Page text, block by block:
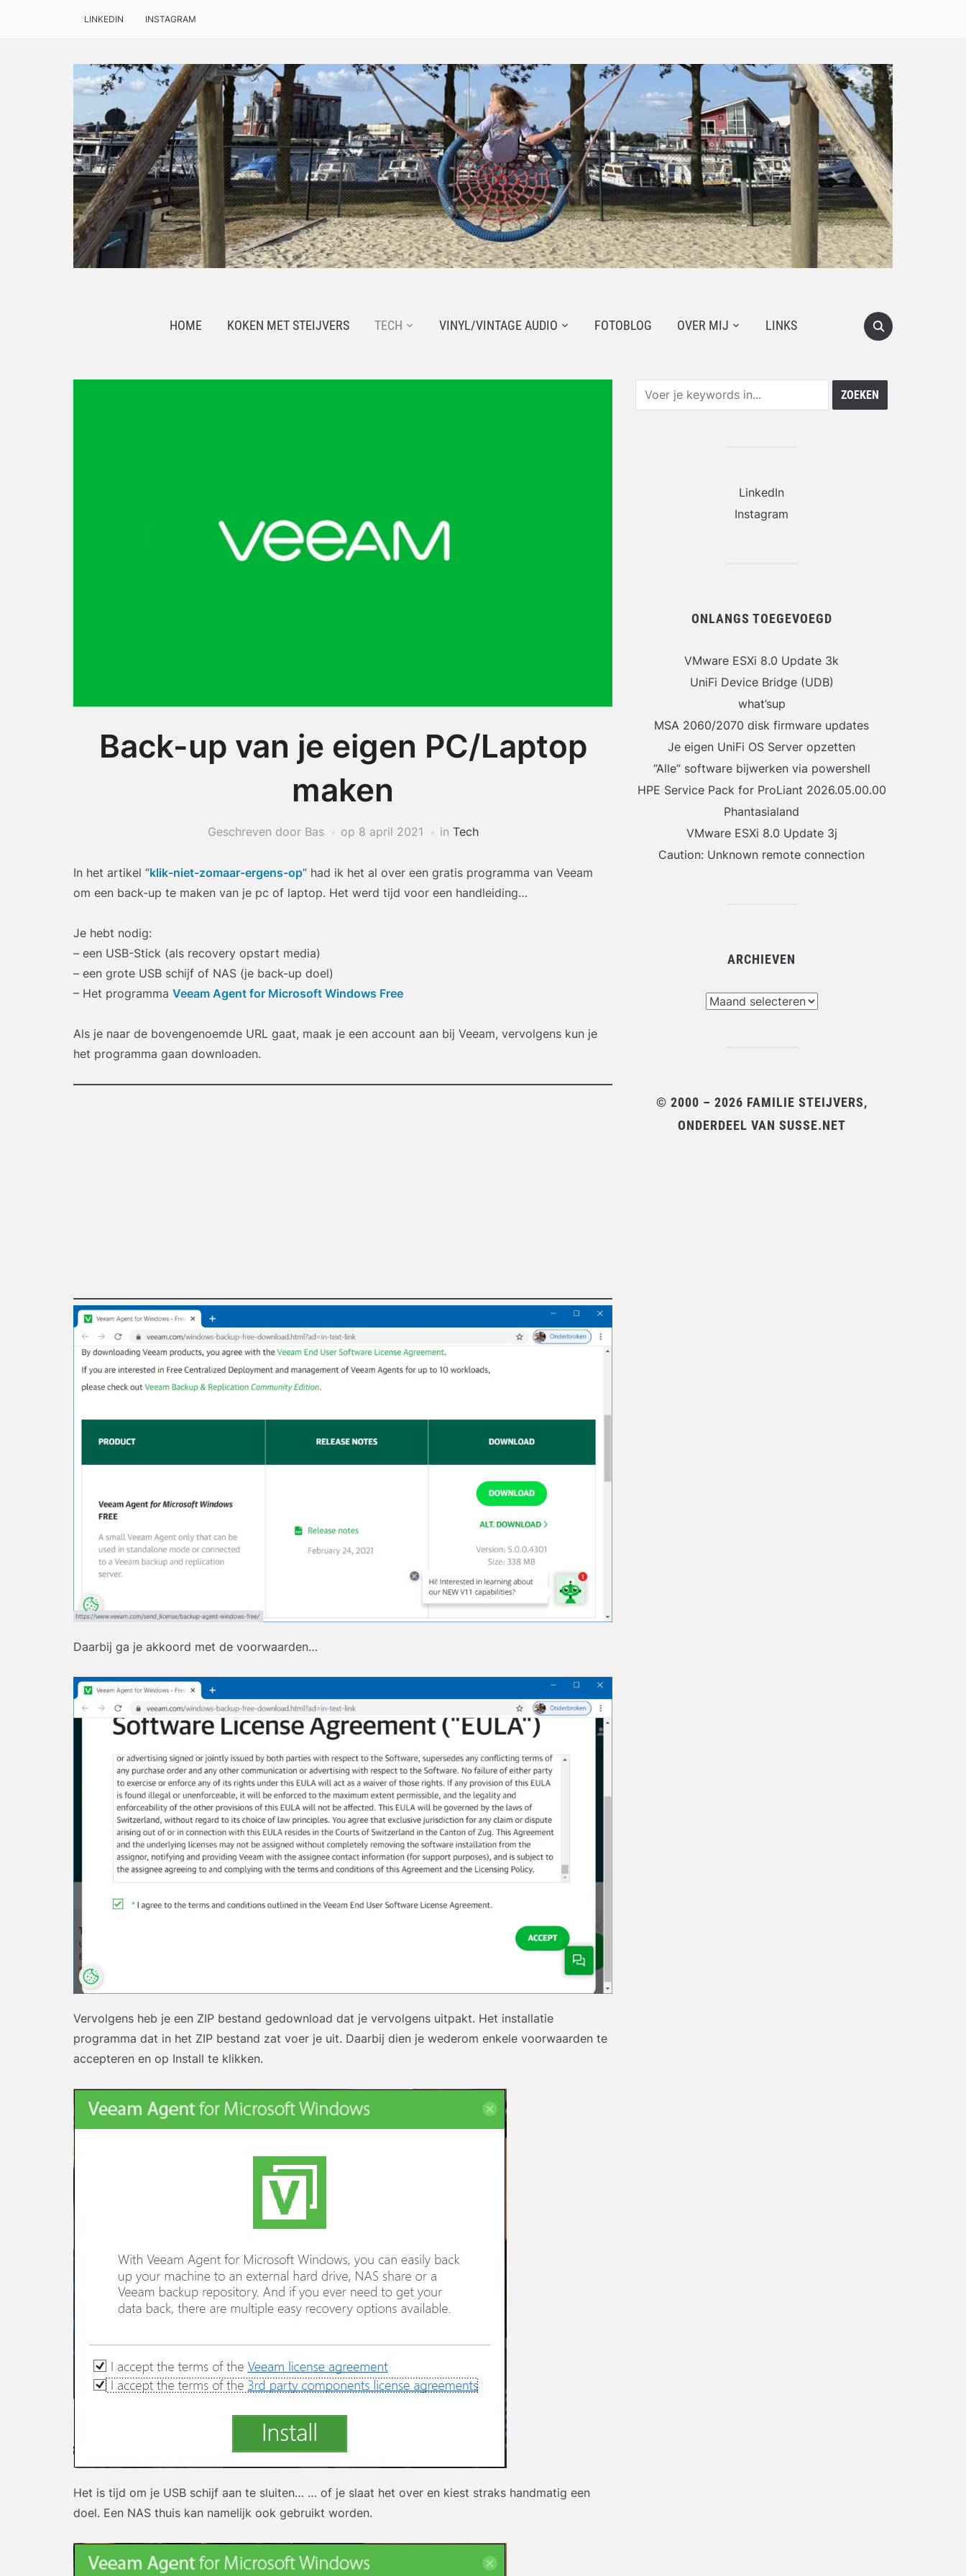
LINKEDIN INSTAGRAM
HOME KOKEN MET STEIJVERS TECH VINYL/VINTAGE AUDIO FOTOBLOG OVER MIJ LINKS
Back-up van je eigen PC/Laptop
maken
Geschreven door Bas op 8 april 2021 in Tech
In het artikel “klik-niet-zomaar-ergens-op” had ik het al over een gratis programma van Veeam
om een back-up te maken van je pc of laptop. Het werd tijd voor een handleiding…
Je hebt nodig:
– een USB-Stick (als recovery opstart media)
– een grote USB schijf of NAS (je back-up doel)
– Het programma Veeam Agent for Microsoft Windows Free
Als je naar de bovengenoemde URL gaat, maak je een account aan bij Veeam, vervolgens kun je
het programma gaan downloaden.
Daarbij ga je akkoord met de voorwaarden…
Vervolgens heb je een ZIP bestand gedownload dat je vervolgens uitpakt. Het installatie
programma dat in het ZIP bestand zat voer je uit. Daarbij dien je wederom enkele voorwaarden te
accepteren en op Install te klikken.
Het is tijd om je USB schijf aan te sluiten… … of je slaat het over en kiest straks handmatig een
doel. Een NAS thuis kan namelijk ook gebruikt worden.
LinkedIn
Instagram
ONLANGS TOEGEVOEGD
VMware ESXi 8.0 Update 3k
UniFi Device Bridge (UDB)
what’sup
MSA 2060/2070 disk firmware updates
Je eigen UniFi OS Server opzetten
“Alle” software bijwerken via powershell
HPE Service Pack for ProLiant 2026.05.00.00
Phantasialand
VMware ESXi 8.0 Update 3j
Caution: Unknown remote connection
ARCHIEVEN
© 2000 – 2026 FAMILIE STEIJVERS,
ONDERDEEL VAN SUSSE.NET